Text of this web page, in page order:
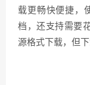
载更畅快便捷，
档，还支持需要
源格式下载，但